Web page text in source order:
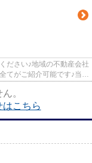
ださい♪地域の不動産会社
てがご紹介可能です♪当店
。
こちら